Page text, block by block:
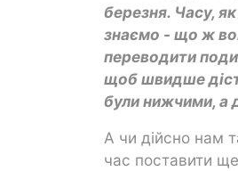
березня. Часу,
знаємо - що ж
переводити
щоб швидше
були нижчими, а
А чи дійсно нам
час поставити